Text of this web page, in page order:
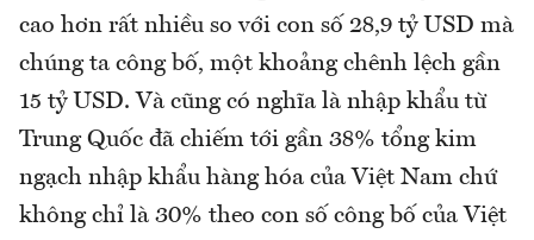
cao hơn rất nhiều so với con số 28,9 tỷ USD mà
chúng ta công bố, một khoảng chênh lệch gần
15 tỷ USD. Và cũng có nghĩa là nhập khẩu từ
Trung Quốc đã chiếm tới gần 38% tổng kim
ngạch nhập khẩu hàng hóa của Việt Nam chứ
không chỉ là 30% theo con số công bố của Việt